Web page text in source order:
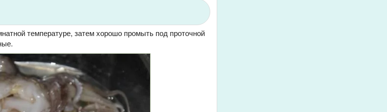
температуре, затем хорошо промыть под проточной